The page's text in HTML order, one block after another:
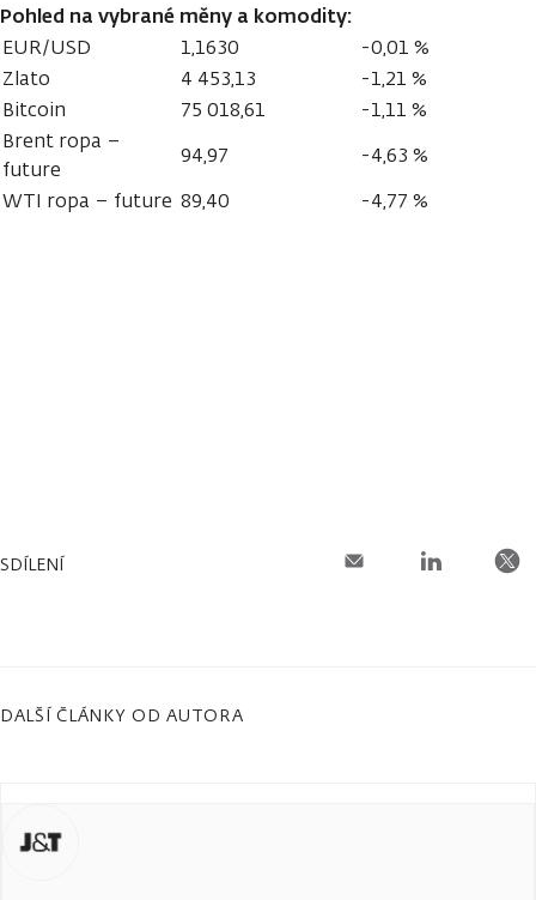
Pohled na vybrané měny a komodity:
EUR/USD 1,1630
-0,01 %
Zlato
4 453,13
-1,21 %
Bitcoin
75 018,61
-1,11 %
Brent ropa –
future
94,97
-4,63 %
WTI ropa – future 89,40 -4,77 %
SDÍLENÍ
DALŠÍ ČLÁNKY OD AUTORA